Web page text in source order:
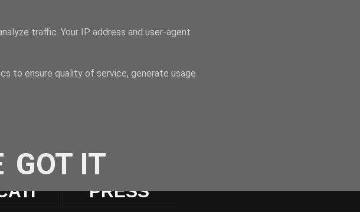
PRESS
traffic. Your IP address and user-agent
to ensure quality of service, generate usage
GOT IT